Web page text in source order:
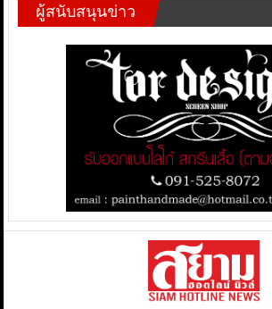
ผู้สนับสนุนข่าว